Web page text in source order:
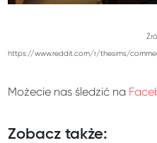
https://www.reddit.com/r/thesims/
Możecie nas śledzić na
Zobacz także: